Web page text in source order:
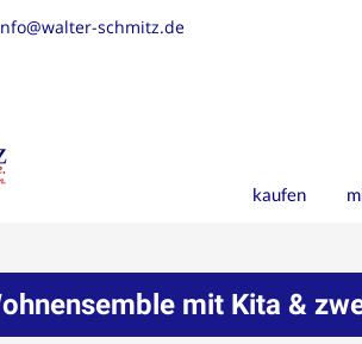
schmitz.de
kaufen
mit Kita &